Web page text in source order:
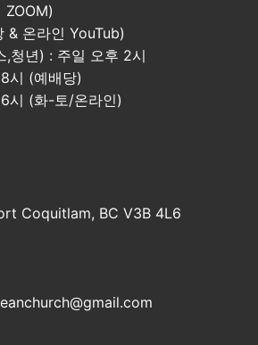
ZOOM)
& 온라인 YouTub)
,청년) : 주일 오후 2시
시 (예배당)
시 (화-토/온라인)
Coquitlam, BC V3B 4L6